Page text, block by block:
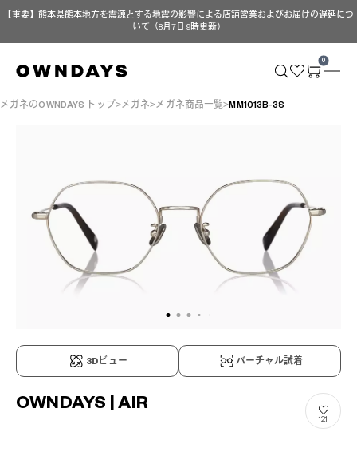
【重要】熊本県熊本地方を震源とする地震の影響による店舗営業およびお届けの遅延につ
いて（8月7日 9時更新）
0
メガネのOWNDAYS トップ メガネ メガネ商品一覧 MM1013B-3S
3Dビュー バーチャル試着
OWNDAYS | AIR
121